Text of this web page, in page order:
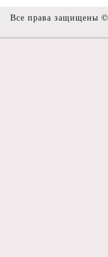
Все права защищены